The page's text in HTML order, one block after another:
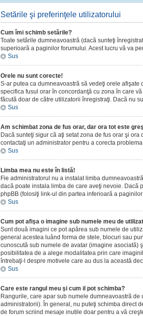
Setările şi preferinţele utilizatorului
Cum îmi schimb setările?
Toate setările dumneavoastră (dacă sunteţi
superioară a paginilor forumului. Acest lucru vă va
Sus
Orele nu sunt corecte!
S-ar putea ca dumneavoastră să vedeţi orele
specifica fusul orar în concordanţă cu zona în care
făcută doar de către utilizatorii înregistraţi. Dacă nu
Sus
Am schimbat zona de fus orar, dar ora tot este
Dacă sunteţi sigur că aţi setat zona de fus orar şi
contactaţi un administrator pentru a corecta
Sus
Limba mea nu este în listă!
Fie administratorul nu a instalat limba
dacă poate instala limba de care aveţi nevoie. Dacă
phpBB (folosiţi link-ul din partea inferioară a
Sus
Cum pot afişa o imagine sub numele meu de
Sunt două imagini ce pot apărea sub numele de
general acestea luând forma de stele, blocuri sau
cunoscută sub numele de avatar (imagine asociată)
posibilitatea de a alege modalitatea prin care
întrebaţi-l despre motivele care au dus la această
Sus
Care este rangul meu şi cum il pot schimba?
Rangurile, care apar sub numele dumneavoastră
administratorii). În general, nu puteţi schimba direct
de forum scriind mesaje inutile doar pentru a vă